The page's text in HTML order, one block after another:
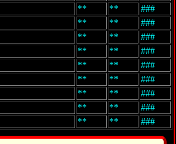
** **
###
** **
###
** **
###
** **
###
** **
###
** **
###
** **
###
** **
###
** ** ###